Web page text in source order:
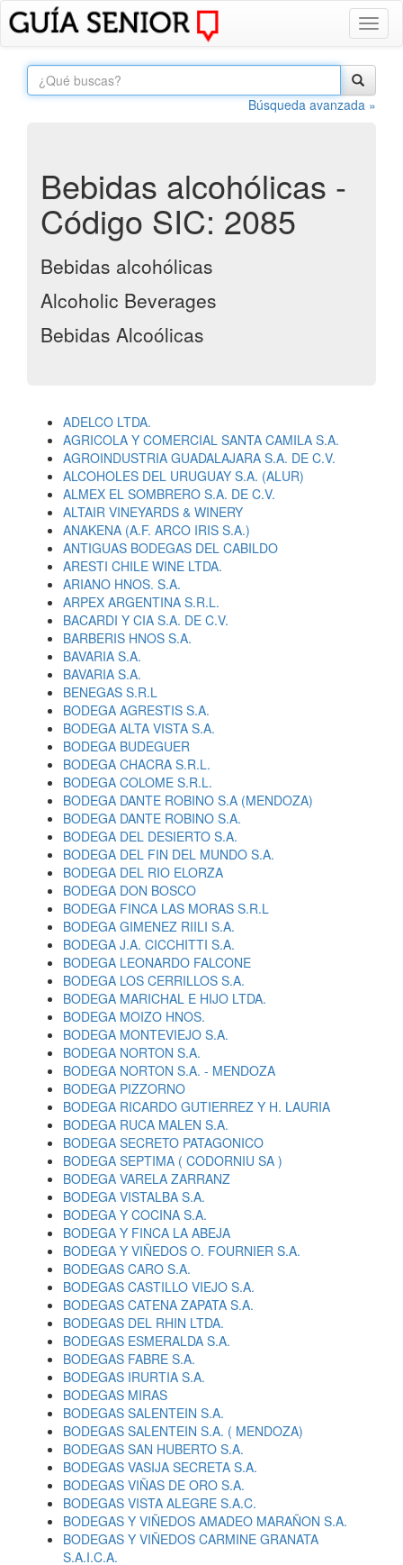
Búsqueda avanzada »
Bebidas alcohólicas -
Código SIC: 2085
Bebidas alcohólicas
Alcoholic Beverages
Bebidas Alcoólicas
ADELCO LTDA.
AGRICOLA Y COMERCIAL SANTA CAMILA S.A.
AGROINDUSTRIA GUADALAJARA S.A. DE C.V.
ALCOHOLES DEL URUGUAY S.A. (ALUR)
ALMEX EL SOMBRERO S.A. DE C.V.
ALTAIR VINEYARDS & WINERY
ANAKENA (A.F. ARCO IRIS S.A.)
ANTIGUAS BODEGAS DEL CABILDO
ARESTI CHILE WINE LTDA.
ARIANO HNOS. S.A.
ARPEX ARGENTINA S.R.L.
BACARDI Y CIA S.A. DE C.V.
BARBERIS HNOS S.A.
BAVARIA S.A.
BAVARIA S.A.
BENEGAS S.R.L
BODEGA AGRESTIS S.A.
BODEGA ALTA VISTA S.A.
BODEGA BUDEGUER
BODEGA CHACRA S.R.L.
BODEGA COLOME S.R.L.
BODEGA DANTE ROBINO S.A (MENDOZA)
BODEGA DANTE ROBINO S.A.
BODEGA DEL DESIERTO S.A.
BODEGA DEL FIN DEL MUNDO S.A.
BODEGA DEL RIO ELORZA
BODEGA DON BOSCO
BODEGA FINCA LAS MORAS S.R.L
BODEGA GIMENEZ RIILI S.A.
BODEGA J.A. CICCHITTI S.A.
BODEGA LEONARDO FALCONE
BODEGA LOS CERRILLOS S.A.
BODEGA MARICHAL E HIJO LTDA.
BODEGA MOIZO HNOS.
BODEGA MONTEVIEJO S.A.
BODEGA NORTON S.A.
BODEGA NORTON S.A. - MENDOZA
BODEGA PIZZORNO
BODEGA RICARDO GUTIERREZ Y H. LAURIA
BODEGA RUCA MALEN S.A.
BODEGA SECRETO PATAGONICO
BODEGA SEPTIMA ( CODORNIU SA )
BODEGA VARELA ZARRANZ
BODEGA VISTALBA S.A.
BODEGA Y COCINA S.A.
BODEGA Y FINCA LA ABEJA
BODEGA Y VIÑEDOS O. FOURNIER S.A.
BODEGAS CARO S.A.
BODEGAS CASTILLO VIEJO S.A.
BODEGAS CATENA ZAPATA S.A.
BODEGAS DEL RHIN LTDA.
BODEGAS ESMERALDA S.A.
BODEGAS FABRE S.A.
BODEGAS IRURTIA S.A.
BODEGAS MIRAS
BODEGAS SALENTEIN S.A.
BODEGAS SALENTEIN S.A. ( MENDOZA)
BODEGAS SAN HUBERTO S.A.
BODEGAS VASIJA SECRETA S.A.
BODEGAS VIÑAS DE ORO S.A.
BODEGAS VISTA ALEGRE S.A.C.
BODEGAS Y VIÑEDOS AMADEO MARAÑON S.A.
BODEGAS Y VIÑEDOS CARMINE GRANATA
S.A.I.C.A.